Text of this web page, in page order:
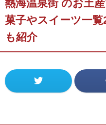
熱海温泉街 のお土
菓子やスイーツ一
も紹介